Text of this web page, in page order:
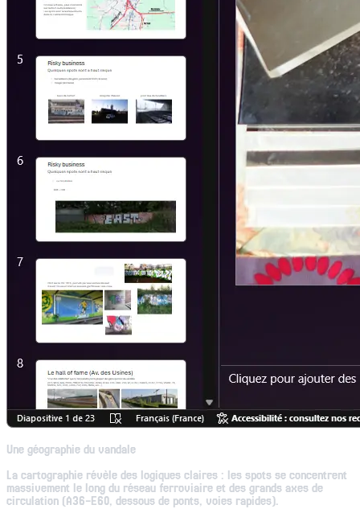
Une géographie du vandale
La cartographie révèle des logiques claires : les spots se concentrent
massivement le long du réseau ferroviaire et des grands axes de
circulation (A36-E60, dessous de ponts, voies rapides).